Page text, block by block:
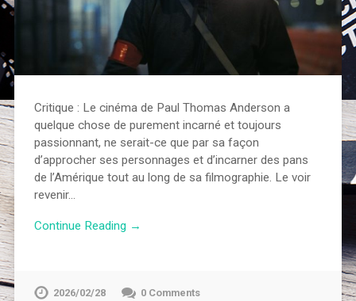
Critique : Le cinéma de Paul Thomas Anderson a
quelque chose de purement incarné et toujours
passionnant, ne serait-ce que par sa façon
d’approcher ses personnages et d’incarner des pans
de l’Amérique tout au long de sa filmographie. Le voir
revenir…
Continue Reading →
2026/02/28 0 Comments